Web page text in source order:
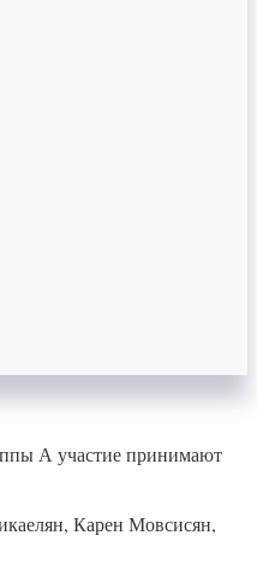
А участие принимают
Карен Мовсисян,